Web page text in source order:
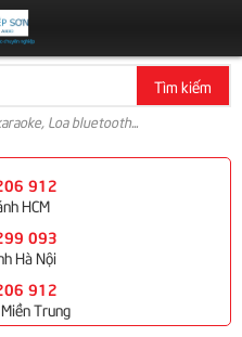
Tìm kiếm
Loa bluetooth...
912
HCM
093
Hà Nội
912
Trung